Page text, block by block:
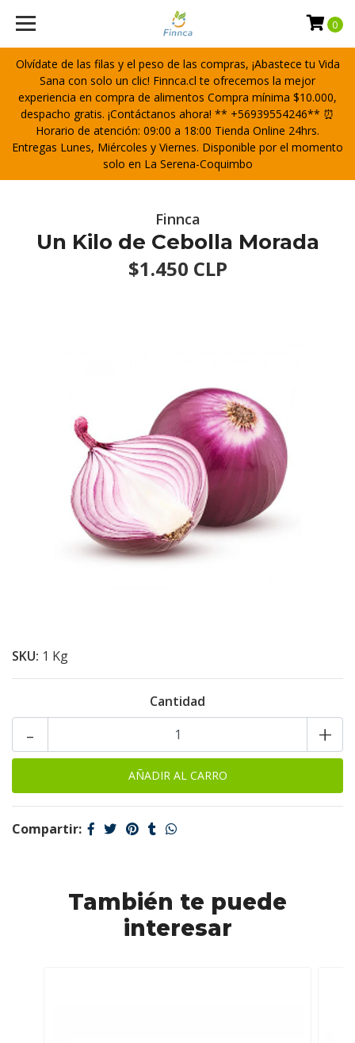
Olvídate de las filas y el peso de las compras, ¡Abastece tu Vida
Sana con solo un clic! Finnca.cl te ofrecemos la mejor
experiencia en compra de alimentos Compra mínima $10.000,
despacho gratis. ¡Contáctanos ahora! ** +56939554246** ⏰
Horario de atención: 09:00 a 18:00 Tienda Online 24hrs.
Entregas Lunes, Miércoles y Viernes. Disponible por el momento
solo en La Serena-Coquimbo
0
Finnca
Un Kilo de Cebolla Morada
$1.450 CLP
SKU: 1 Kg
Cantidad
+
-
Compartir:
También te puede
interesar